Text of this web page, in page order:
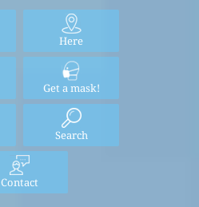
Here
Get a mask!
Search
Contact